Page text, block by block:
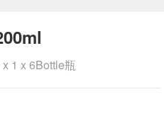
1 x 6Bottle瓶